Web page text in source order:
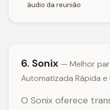
áudio da reunião
6. Sonix — Melhor
Automatizada Rápida e
O Sonix oferece